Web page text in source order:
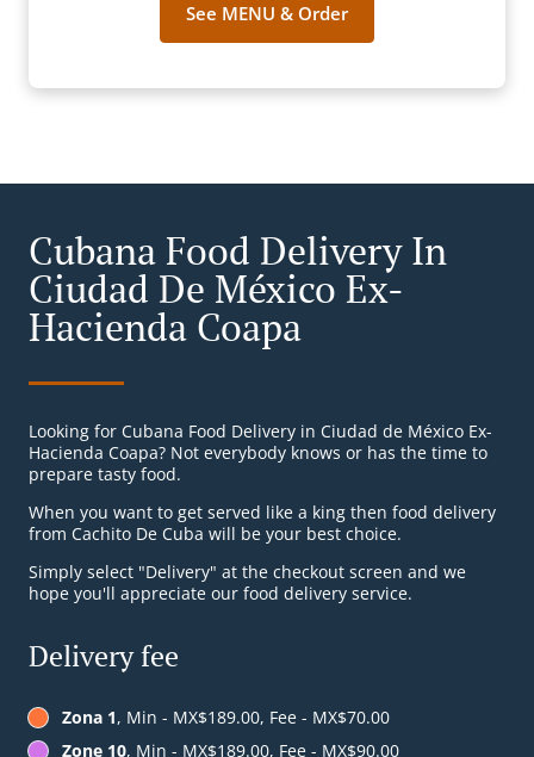
See MENU & Order
Cubana Food Delivery In
Ciudad De México Ex-
Hacienda Coapa
Looking for Cubana Food Delivery in Ciudad de México Ex-
Hacienda Coapa? Not everybody knows or has the time to
prepare tasty food.
When you want to get served like a king then food delivery
from Cachito De Cuba will be your best choice.
Simply select "Delivery" at the checkout screen and we
hope you'll appreciate our food delivery service.
Delivery fee
Zona 1, Min - MX$189.00, Fee - MX$70.00
Zone 10, Min - MX$189.00, Fee - MX$90.00